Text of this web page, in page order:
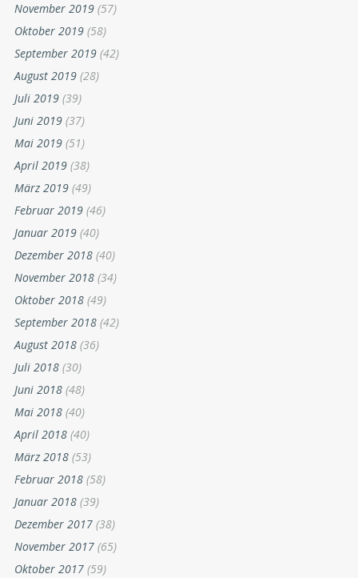
November 2019 (57)
Oktober 2019 (58)
September 2019 (42)
August 2019 (28)
Juli 2019 (39)
Juni 2019 (37)
Mai 2019 (51)
April 2019 (38)
März 2019 (49)
Februar 2019 (46)
Januar 2019 (40)
Dezember 2018 (40)
November 2018 (34)
Oktober 2018 (49)
September 2018 (42)
August 2018 (36)
Juli 2018 (30)
Juni 2018 (48)
Mai 2018 (40)
April 2018 (40)
März 2018 (53)
Februar 2018 (58)
Januar 2018 (39)
Dezember 2017 (38)
November 2017 (65)
Oktober 2017 (59)